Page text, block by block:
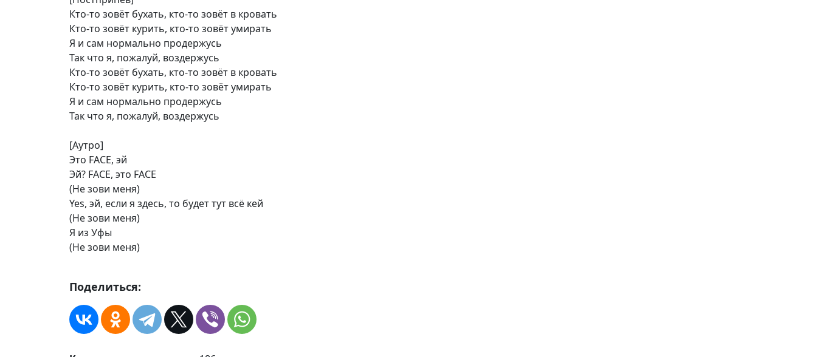
Кто-то зовёт бухать, кто-то зовёт в кровать
Кто-то зовёт курить, кто-то зовёт умирать
Я и сам нормально продержусь
Так что я, пожалуй, воздержусь
Кто-то зовёт бухать, кто-то зовёт в кровать
Кто-то зовёт курить, кто-то зовёт умирать
Я и сам нормально продержусь
Так что я, пожалуй, воздержусь
[Аутро]
Это FACE, эй
Эй? FACE, это FACE
(Не зови меня)
Yes, эй, если я здесь, то будет тут всё кей
(Не зови меня)
Я из Уфы
(Не зови меня)
Поделиться: